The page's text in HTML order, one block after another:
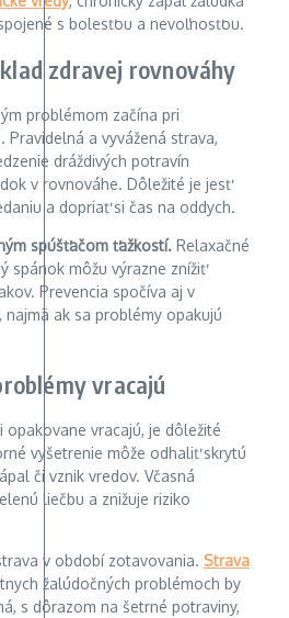
s bolesťou a nevoľnosťou.
zdravej rovnováhy
problémom začína pri
Pravidelná a vyvážená strava,
dráždivých potravín
v rovnováhe. Dôležité je jesť
a dopriať si čas na oddych.
spúšťačom ťažkostí. Relaxačné
spánok môžu výrazne znížiť
Prevencia spočíva aj v
ak sa problémy opakujú
vracajú
opakovane vracajú, je dôležité
vyšetrenie môže odhaliť skrytú
či vznik vredov. Včasná
liečbu a znižuje riziko
v období zotavovania. Strava
žalúdočných problémoch by
s dôrazom na šetrné potraviny,